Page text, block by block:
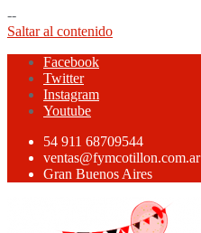
--
Saltar al contenido
Facebook
Twitter
Instagram
Youtube
54 911 68709544
ventas@fymcotillon.com.ar
Gran Buenos Aires